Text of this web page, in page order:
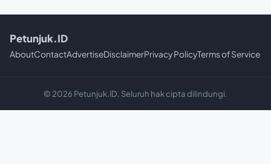
Petunjuk.ID
AboutContactAdvertiseDisclaimerPrivacy PolicyTerms of Service
© 2026 Petunjuk.ID. Seluruh hak cipta dilindungi.